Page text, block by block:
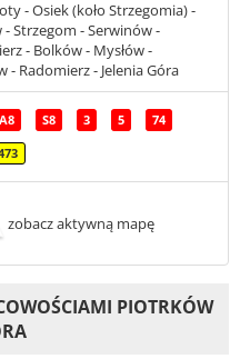
- Osiek (koło Strzegomia) -
- Strzegom - Serwinów -
- Bolków - Mysłów -
- Radomierz - Jelenia Góra
A8 S8 3 5 74
zobacz aktywną mapę
PIOTRKÓW